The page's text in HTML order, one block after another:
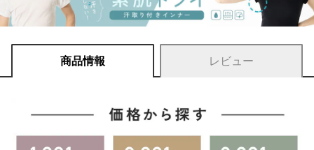
商品情報 レビュー